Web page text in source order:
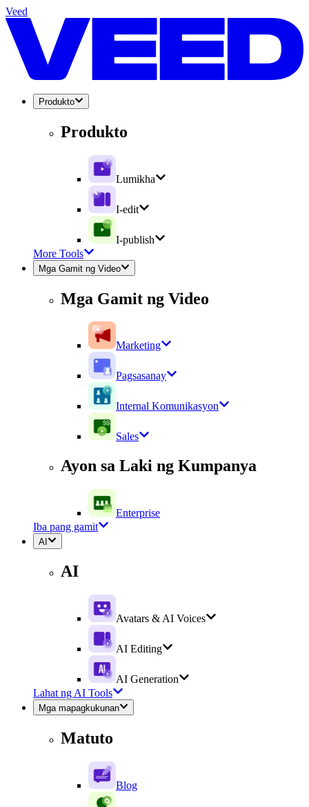
Veed
Produkto
Produkto
Lumikha
I-edit
I-publish
More Tools
Mga Gamit ng Video
Mga Gamit ng Video
Marketing
Pagsasanay
Internal Komunikasyon
Sales
Ayon sa Laki ng Kumpanya
Enterprise
Iba pang gamit
AI
AI
Avatars & AI Voices
AI Editing
AI Generation
Lahat ng AI Tools
Mga mapagkukunan
Matuto
Blog